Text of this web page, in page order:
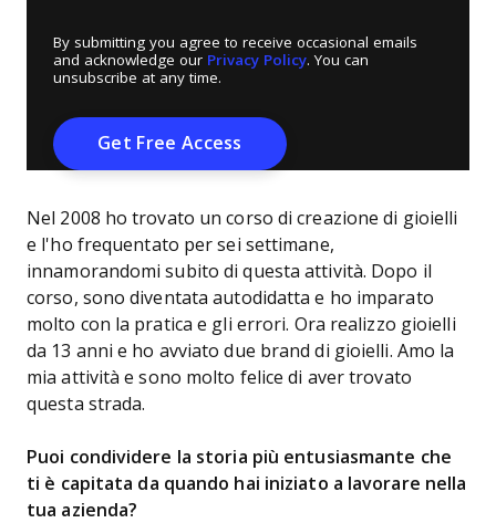
By submitting you agree to receive occasional emails
and acknowledge our Privacy Policy. You can
unsubscribe at any time.
Nel 2008 ho trovato un corso di creazione di gioielli
e l'ho frequentato per sei settimane,
innamorandomi subito di questa attività. Dopo il
corso, sono diventata autodidatta e ho imparato
molto con la pratica e gli errori. Ora realizzo gioielli
da 13 anni e ho avviato due brand di gioielli. Amo la
mia attività e sono molto felice di aver trovato
questa strada.
Puoi condividere la storia più entusiasmante che
ti è capitata da quando hai iniziato a lavorare nella
tua azienda?